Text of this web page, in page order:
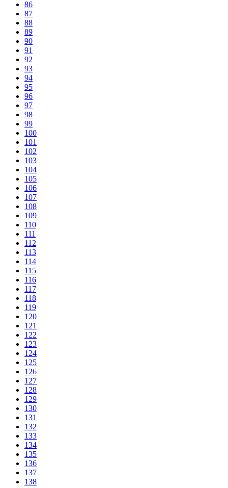
86
87
88
89
90
91
92
93
94
95
96
97
98
99
100
101
102
103
104
105
106
107
108
109
110
111
112
113
114
115
116
117
118
119
120
121
122
123
124
125
126
127
128
129
130
131
132
133
134
135
136
137
138